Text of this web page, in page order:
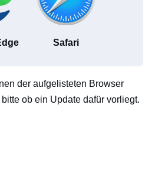
Safari
der aufgelisteten Browser
ob ein Update dafür vorliegt.